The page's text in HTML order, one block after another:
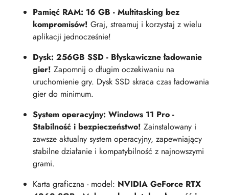
Pamięć RAM: 16 GB - Multitasking bez
kompromisów! Graj, streamuj i korzystaj z wielu
aplikacji jednocześnie!
Dysk: 256GB SSD - Błyskawiczne ładowanie
gier! Zapomnij o długim oczekiwaniu na
uruchomienie gry. Dysk SSD skraca czas ładowania
gier do minimum.
System operacyjny: Windows 11 Pro -
Stabilność i bezpieczeństwo! Zainstalowany i
zawsze aktualny system operacyjny, zapewniający
stabilne działanie i kompatybilność z najnowszymi
grami.
Karta graficzna - model: NVIDIA GeForce RTX